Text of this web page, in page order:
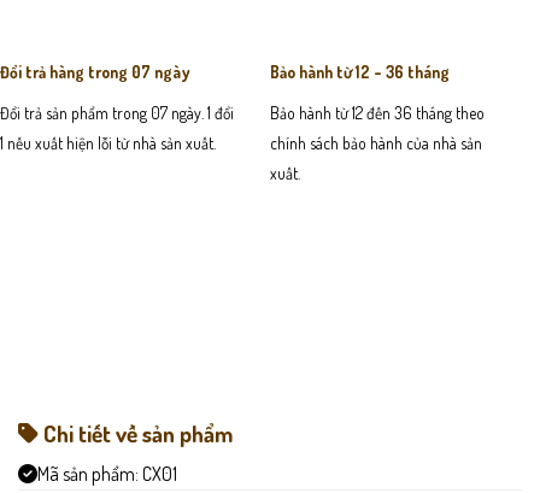
Đổi trả hàng trong 07 ngày
Đổi trả sản phẩm trong 07 ngày. 1 đổi
1 nếu xuất hiện lỗi từ nhà sản xuất.
Bảo hành từ 12 - 36 tháng
Bảo hành từ 12 đến 36 tháng theo
chính sách bảo hành của nhà sản
xuất.
Chi tiết về sản phẩm
Mã sản phẩm: CX01